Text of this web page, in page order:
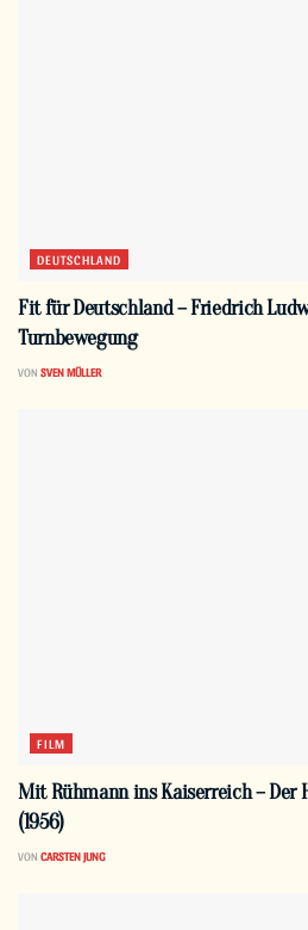
DEUTSCHLAND
Fit für Deutschland – Friedrich
Turnbewegung
VON SVEN MÜLLER
FILM
Mit Rühmann ins Kaiserreich – Der
(1956)
VON CARSTEN JUNG